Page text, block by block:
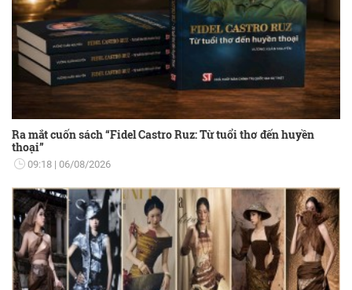
Ra mắt cuốn sách “Fidel Castro Ruz: Từ tuổi thơ đến huyền
thoại”
09:18 06/08/2026